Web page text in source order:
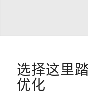
选择这里
优化